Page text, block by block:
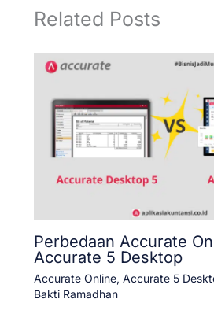
Related Posts
Perbedaan Accurate
Accurate 5 Desktop
Accurate Online, Accurate 5
Bakti Ramadhan